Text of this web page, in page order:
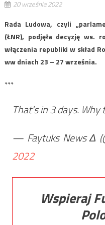
20 września 2022
Rada Ludowa, czyli
(ŁNR), podjęła decyzję ws.
włączenia republiki w skład
ww dniach 23 – 27 września.
***
That's in 3 days. Why
— Faytuks News Δ
2022
Wspieraj